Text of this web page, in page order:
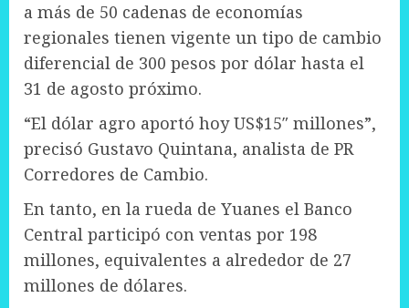
a más de 50 cadenas de economías
regionales tienen vigente un tipo de cambio
diferencial de 300 pesos por dólar hasta el
31 de agosto próximo.
“El dólar agro aportó hoy US$15″ millones”,
precisó Gustavo Quintana, analista de PR
Corredores de Cambio.
En tanto, en la rueda de Yuanes el Banco
Central participó con ventas por 198
millones, equivalentes a alrededor de 27
millones de dólares.